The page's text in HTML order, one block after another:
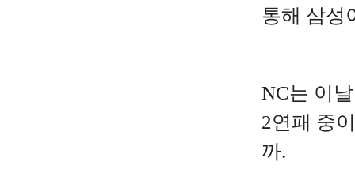
통해 삼성
NC는 이
2연패 중
까.